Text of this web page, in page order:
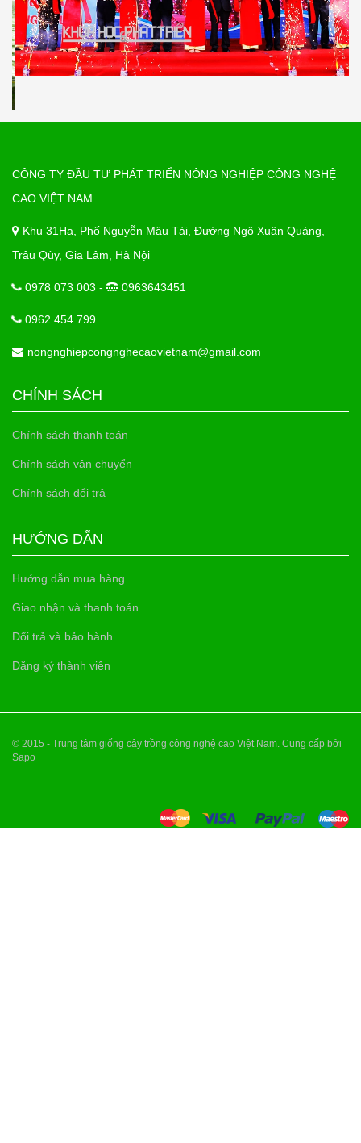
CÔNG TY ĐẦU TƯ PHÁT TRIỂN NÔNG NGHIỆP CÔNG NGHỆ
CAO VIỆT NAM
Khu 31Ha, Phố Nguyễn Mậu Tài, Đường Ngô Xuân Quảng,
Trâu Qùy, Gia Lâm, Hà Nội
0978 073 003 - 0963643451
0962 454 799
nongnghiepcongnghecaovietnam@gmail.com
CHÍNH SÁCH
Chính sách thanh toán
Chính sách vận chuyển
Chính sách đổi trả
HƯỚNG DẪN
Hướng dẫn mua hàng
Giao nhận và thanh toán
Đổi trả và bảo hành
Đăng ký thành viên
© 2015 - Trung tâm giống cây trồng công nghệ cao Việt Nam. Cung cấp bởi
Sapo